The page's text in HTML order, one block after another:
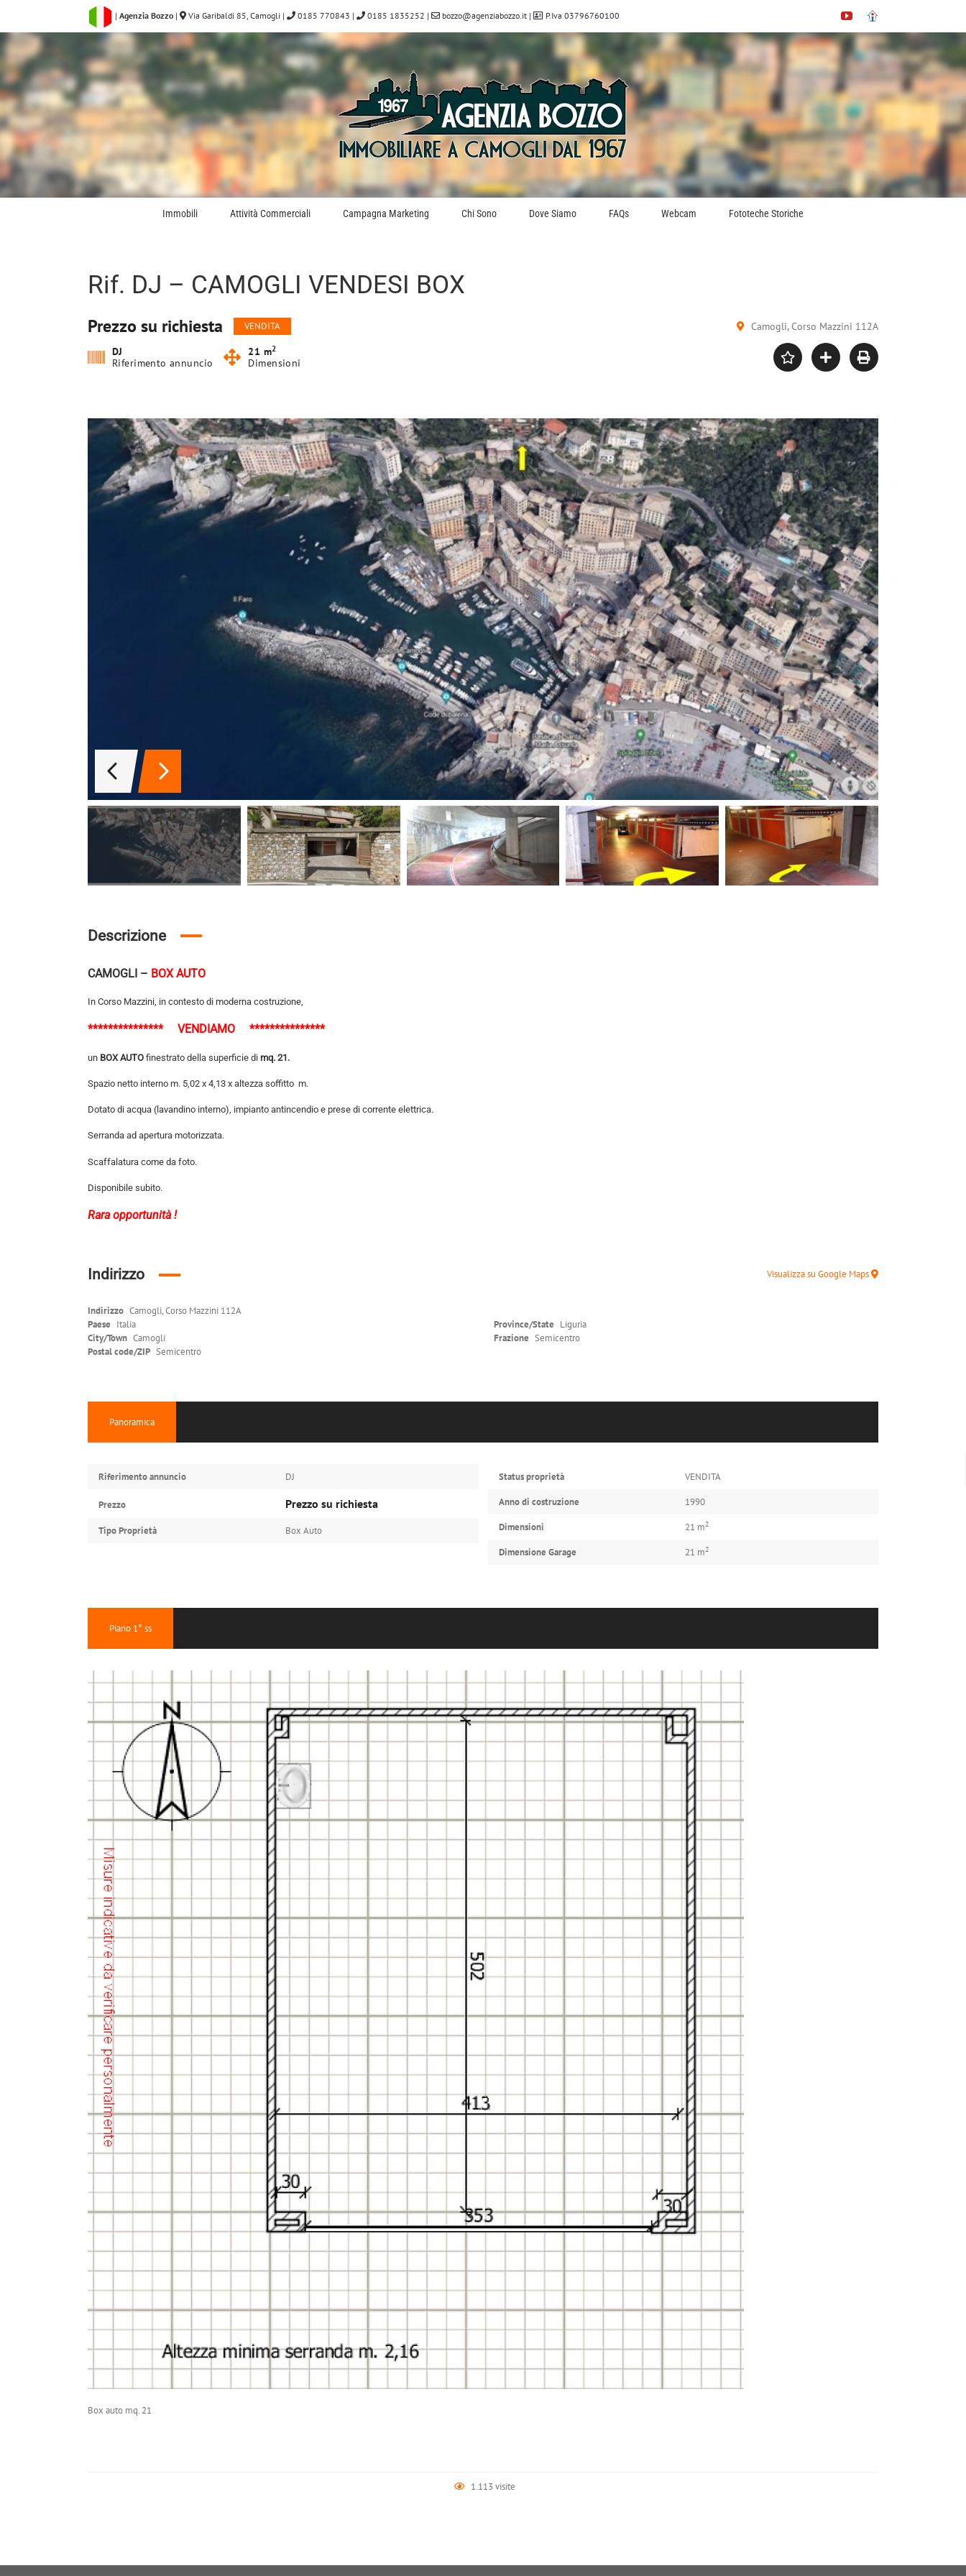
contenuto
| Agenzia Bozzo | Via Garibaldi 85, Camogli | 0185 770843 | 0185 1835252 | bozzo@agenziabozzo.it | P.Iva 03796760100 YouTube
Immobiliare.it
Immobili Attività Commerciali Campagna Marketing Chi Sono Dove Siamo FAQs Webcam Fototeche Storiche
Rif. DJ – CAMOGLI VENDESI BOX
Prezzo su richiesta VENDITA
Camogli, Corso Mazzini 112A
DJ
Riferimento annuncio
21 m2
Dimensioni
Descrizione
CAMOGLI – BOX AUTO
In Corso Mazzini, in contesto di moderna costruzione,
*************** VENDIAMO ***************
un BOX AUTO finestrato della superficie di mq. 21.
Spazio netto interno m. 5,02 x 4,13 x altezza soffitto m.
Dotato di acqua (lavandino interno), impianto antincendio e prese di corrente elettrica.
Serranda ad apertura motorizzata.
Scaffalatura come da foto.
Disponibile subito.
Rara opportunità !
Indirizzo
Indirizzo Camogli, Corso Mazzini 112A
Paese Italia Province/State Liguria
City/Town Camogli Frazione Semicentro
Postal code/ZIP Semicentro
Visualizza su Google Maps
Panoramica
Riferimento annuncio DJ
Prezzo Prezzo su richiesta
Tipo Proprietà Box Auto
Status proprietà VENDITA
Anno di costruzione 1990
Dimensioni 21 m2
Dimensione Garage 21 m2
Piano 1° ss
Box auto mq. 21
1.113 visite